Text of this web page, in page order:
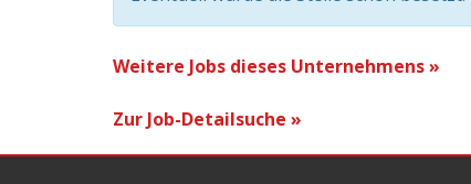
Weitere Jobs dieses Unternehmens »
Zur Job-Detailsuche »